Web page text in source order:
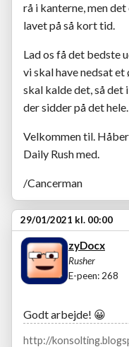
rå i kanterne, men
lavet på så kort tid.
Lad os få det bedste
vi skal have nedsat
skal kalde det, så
der sidder på det hele.
Velkommen til.
Daily Rush med.
/Cancerman
29/01/2021 kl. 00:00
zyDocx
Rusher
E-peen: 268
Godt arbejde! 😀
http://